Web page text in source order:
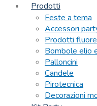
Prodotti
Feste a tema
Accessori
Prodotti
Bombole elio
Palloncini
Candele
Pirotecnica
Decorazioni